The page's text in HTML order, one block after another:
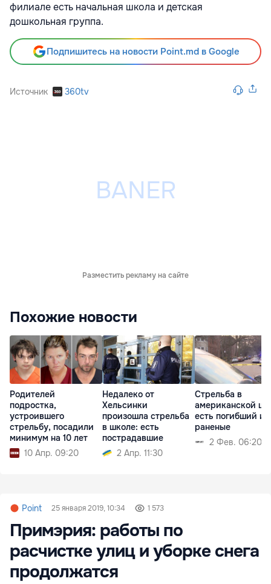
филиале есть начальная школа и детская
дошкольная группа.
Подпишитесь на новости Point.md в Google
Источник 360tv
Разместить рекламу на сайте
Похожие новости
Родителей
подростка,
устроившего
стрельбу, посадили
минимум на 10 лет
10 Апр. 09:20
Недалеко от
Хельсинки
произошла стрельба
в школе: есть
пострадавшие
2 Апр. 11:30
Стрельба в
американской
есть погибший и
раненые
2 Фев. 06:20
Point 25 января 2019, 10:34 1 573
Примэрия: работы по
расчистке улиц и уборке снега
продолжатся